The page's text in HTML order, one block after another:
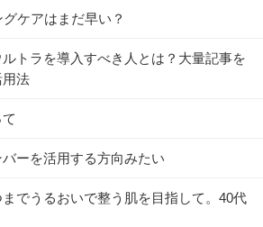
ケアはまだ早い？
トラを導入すべき人とは？大量記事を
法
ーを活用する方向みたい
でうるおいで整う肌を目指して。40代